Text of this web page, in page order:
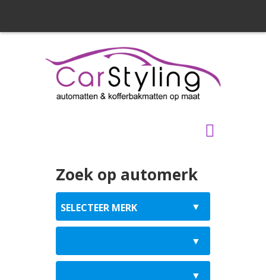
Zoek op automerk